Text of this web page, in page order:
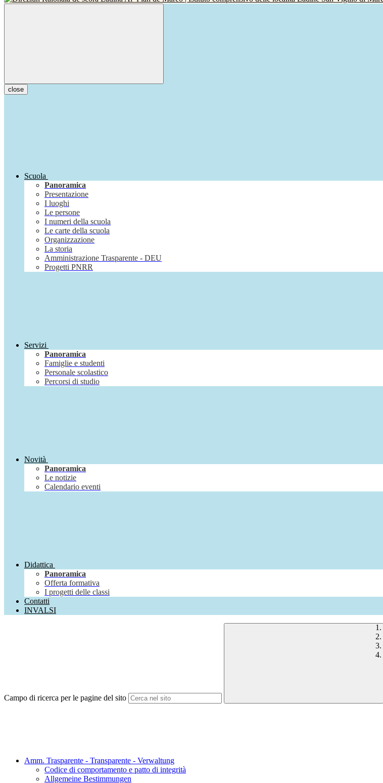
close
Scuola
Panoramica
Presentazione
I luoghi
Le persone
I numeri della scuola
Le carte della scuola
Organizzazione
La storia
Amministrazione Trasparente - DEU
Progetti PNRR
Servizi
Panoramica
Famiglie e studenti
Personale scolastico
Percorsi di studio
Novità
Panoramica
Le notizie
Calendario eventi
Didattica
Panoramica
Offerta formativa
I progetti delle classi
Contatti
INVALSI
Campo di ricerca per le pagine del sito
Amm. Trasparente - Transparente - Verwaltung
Codice di comportamento e patto di integrità
Allgemeine Bestimmungen